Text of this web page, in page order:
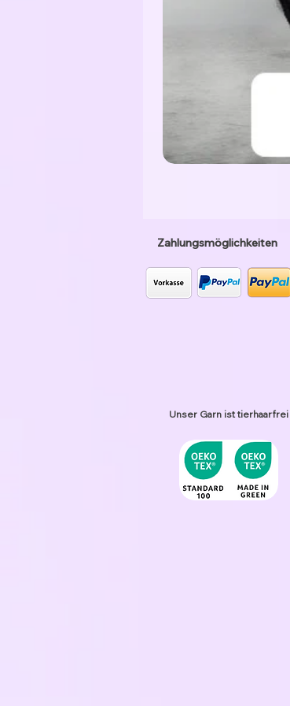
Zahlungsmöglichkeiten
Unser Garn ist tierhaarfrei